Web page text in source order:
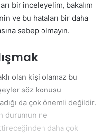
bir inceleyelim, bakalım
ve bu hataları bir daha
sebep olmayın.
olan kişi olamaz bu
söz konusu
da çok önemli değildir.
durumun ne
daha çok